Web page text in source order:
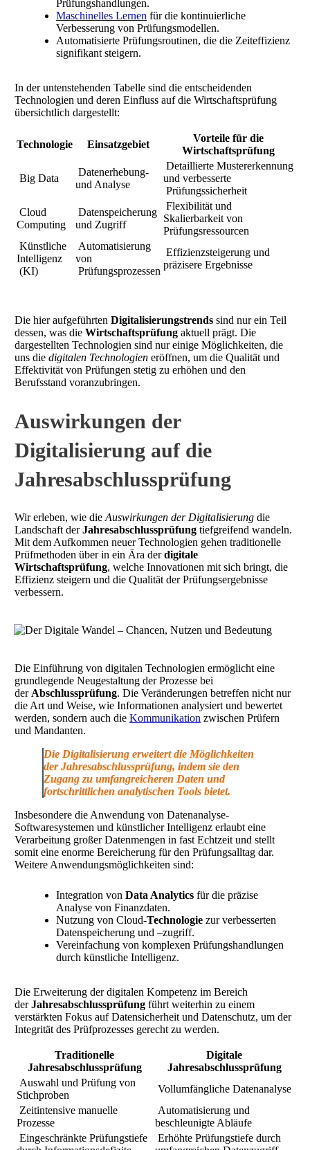
Prüfungshandlungen.
Maschinelles Lernen für die kontinuierliche
Verbesserung von Prüfungsmodellen.
Automatisierte Prüfungsroutinen, die die Zeiteffizienz
signifikant steigern.
In der untenstehenden Tabelle sind die entscheidenden
Technologien und deren Einfluss auf die Wirtschaftsprüfung
übersichtlich dargestellt:
Technologie Einsatzgebiet
Vorteile für die
Wirtschaftsprüfung
Big Data
Datenerhebung-
und Analyse
Detaillierte Mustererkennung
und verbesserte
Prüfungssicherheit
Cloud
Computing
Datenspeicherung
und Zugriff
Flexibilität und
Skalierbarkeit von
Prüfungsressourcen
Künstliche
Intelligenz
(KI)
Automatisierung
von
Prüfungsprozessen
Effizienzsteigerung und
präzisere Ergebnisse
Die hier aufgeführten Digitalisierungstrends sind nur ein Teil
dessen, was die Wirtschaftsprüfung aktuell prägt. Die
dargestellten Technologien sind nur einige Möglichkeiten, die
uns die digitalen Technologien eröffnen, um die Qualität und
Effektivität von Prüfungen stetig zu erhöhen und den
Berufsstand voranzubringen.
Auswirkungen der
Digitalisierung auf die
Jahresabschlussprüfung
Wir erleben, wie die Auswirkungen der Digitalisierung die
Landschaft derJahresabschlussprüfung tiefgreifend wandeln.
Mit dem Aufkommen neuer Technologien gehen traditionelle
Prüfmethoden über in ein Ära derdigitale
Wirtschaftsprüfung, welche Innovationen mit sich bringt, die
Effizienz steigern und die Qualität der Prüfungsergebnisse
verbessern.
Die Einführung von digitalen Technologien ermöglicht eine
grundlegende Neugestaltung der Prozesse bei
der Abschlussprüfung. Die Veränderungen betreffen nicht nur
die Art und Weise, wie Informationen analysiert und bewertet
werden, sondern auch die Kommunikation zwischen Prüfern
und Mandanten.
Die Digitalisierung erweitert die Möglichkeiten
derJahresabschlussprüfung, indem sie den
Zugang zu umfangreicheren Daten und
fortschrittlichen analytischen Tools bietet.
Insbesondere die Anwendung von Datenanalyse-
Softwaresystemen und künstlicher Intelligenz erlaubt eine
Verarbeitung großer Datenmengen in fast Echtzeit und stellt
somit eine enorme Bereicherung für den Prüfungsalltag dar.
Weitere Anwendungsmöglichkeiten sind:
Integration von Data Analytics für die präzise
Analyse von Finanzdaten.
Nutzung von Cloud-Technologie zur verbesserten
Datenspeicherung und –zugriff.
Vereinfachung von komplexen Prüfungshandlungen
durch künstliche Intelligenz.
Die Erweiterung der digitalen Kompetenz im Bereich
derJahresabschlussprüfung führt weiterhin zu einem
verstärkten Fokus auf Datensicherheit und Datenschutz, um der
Integrität des Prüfprozesses gerecht zu werden.
Traditionelle
Jahresabschlussprüfung
Digitale
Jahresabschlussprüfung
Auswahl und Prüfung von
Stichproben
Vollumfängliche Datenanalyse
Zeitintensive manuelle
Prozesse
Automatisierung und
beschleunigte Abläufe
Eingeschränkte Prüfungstiefe
Erhöhte Prüfungstiefe durch